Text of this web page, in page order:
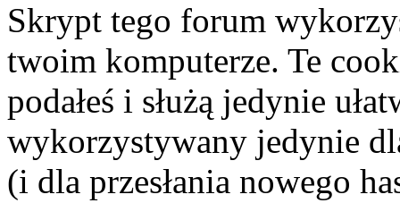
Skrypt tego forum
twoim komputerze. Te
podałeś i służą jedynie
wykorzystywany jedynie
(i dla przesłania nowego